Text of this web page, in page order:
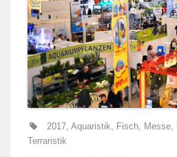
2017, Aquaristik, Fisch, Messe,
Terraristik